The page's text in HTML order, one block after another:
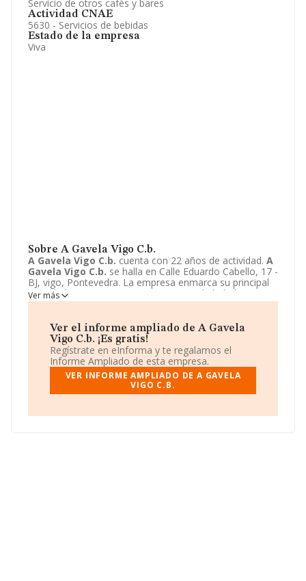
Servicio de otros cafés y bares
Actividad CNAE
5630 - Servicios de bebidas
Estado de la empresa
Viva
Sobre A Gavela Vigo C.b.
A Gavela Vigo C.b. cuenta con 22 años de actividad. A
Gavela Vigo C.b. se halla en Calle Eduardo Cabello, 17 -
BJ, vigo, Pontevedra. La empresa enmarca su principal
actividad CNAE como 5630 - Servicios de bebidas.
A
Gavela Vigo C.b.toma la forma jurídica de Comunidad
Ver más
Ver el informe ampliado de A Gavela
Vigo C.b. ¡Es gratis!
Regístrate en eInforma y te regalamos el
Informe Ampliado de esta empresa.
VER INFORME AMPLIADO DE A GAVELA
VIGO C.B.